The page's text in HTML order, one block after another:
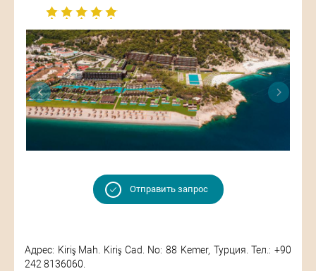
Отправить запрос
Адрес: Kiriş Mah. Kiriş Cad. No: 88 Kemer, Турция. Тел.: +90
242 8136060.